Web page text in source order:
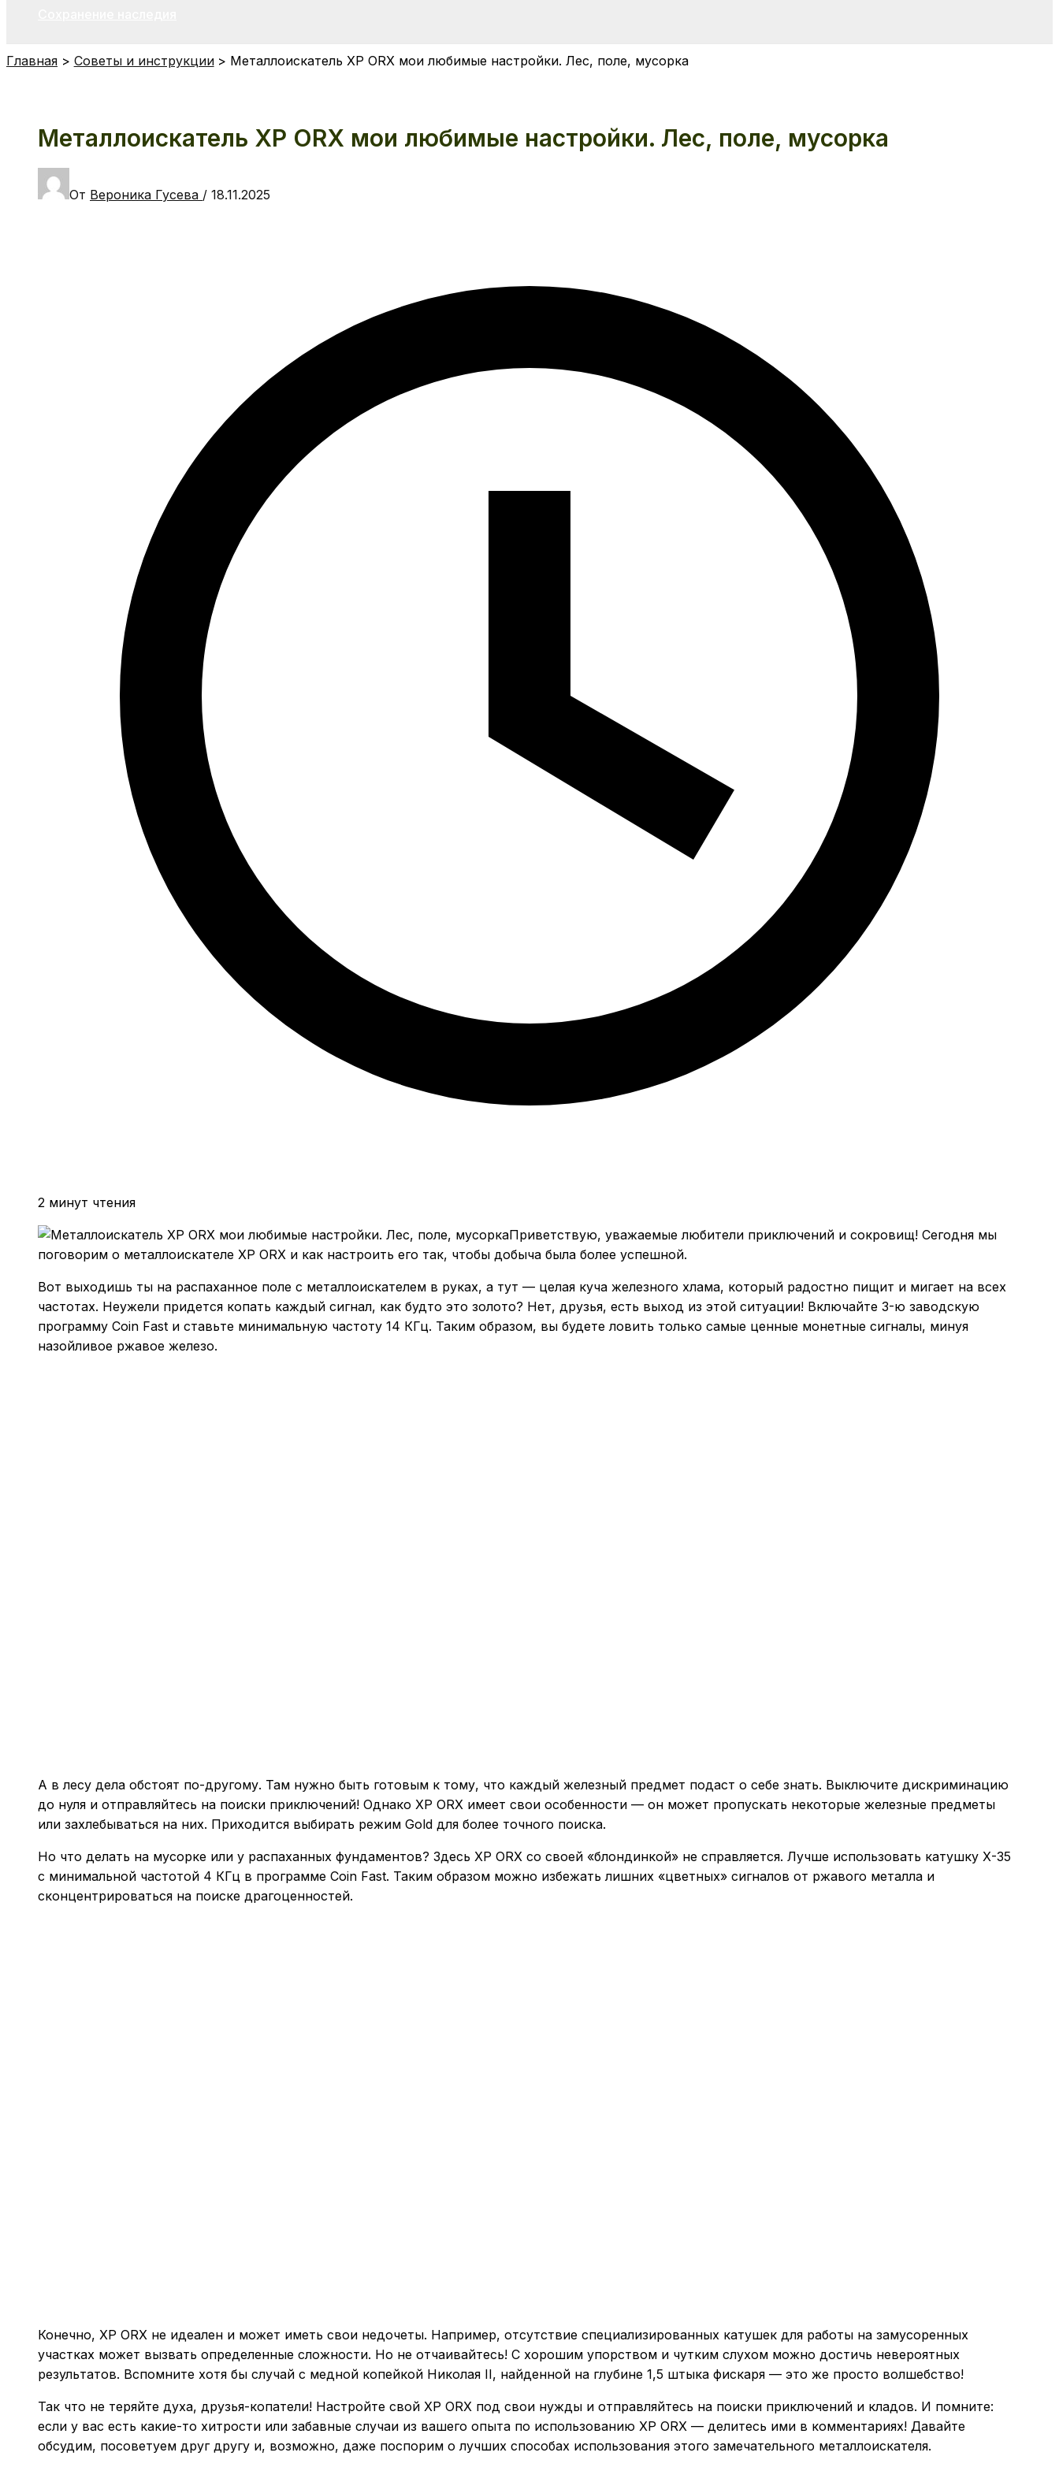
Главная Советы и инструкции Металлоискатель XP ORX мои любимые настройки. Лес, поле, мусорка
Металлоискатель XP ORX мои любимые настройки. Лес, поле, мусорка
От Вероника Гусева / 18.11.2025
2 минут чтения
Приветствую, уважаемые любители приключений и сокровищ! Сегодня мы
поговорим о металлоискателе XP ORX и как настроить его так, чтобы добыча была более успешной.
Вот выходишь ты на распаханное поле с металлоискателем в руках, а тут — целая куча железного хлама, который радостно пищит и мигает на всех
частотах. Неужели придется копать каждый сигнал, как будто это золото? Нет, друзья, есть выход из этой ситуации! Включайте 3-ю заводскую
программу Coin Fast и ставьте минимальную частоту 14 КГц. Таким образом, вы будете ловить только самые ценные монетные сигналы, минуя
назойливое ржавое железо.
А в лесу дела обстоят по-другому. Там нужно быть готовым к тому, что каждый железный предмет подаст о себе знать. Выключите дискриминацию
до нуля и отправляйтесь на поиски приключений! Однако XP ORX имеет свои особенности — он может пропускать некоторые железные предметы
или захлебываться на них. Приходится выбирать режим Gold для более точного поиска.
Но что делать на мусорке или у распаханных фундаментов? Здесь XP ORX со своей «блондинкой» не справляется. Лучше использовать катушку Х-35
с минимальной частотой 4 КГц в программе Coin Fast. Таким образом можно избежать лишних «цветных» сигналов от ржавого металла и
сконцентрироваться на поиске драгоценностей.
Конечно, XP ORX не идеален и может иметь свои недочеты. Например, отсутствие специализированных катушек для работы на замусоренных
участках может вызвать определенные сложности. Но не отчаивайтесь! С хорошим упорством и чутким слухом можно достичь невероятных
результатов. Вспомните хотя бы случай с медной копейкой Николая II, найденной на глубине 1,5 штыка фискаря — это же просто волшебство!
Так что не теряйте духа, друзья-копатели! Настройте свой XP ORX под свои нужды и отправляйтесь на поиски приключений и кладов. И помните:
если у вас есть какие-то хитрости или забавные случаи из вашего опыта по использованию XP ORX — делитесь ими в комментариях! Давайте
обсудим, посоветуем друг другу и, возможно, даже поспорим о лучших способах использования этого замечательного металлоискателя.